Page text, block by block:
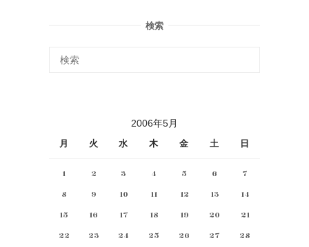
検索
2006年5月
月 火 水 木 金 土 日
1 2 3 4 5 6
7
8
9 10 11 12 13
14
15
16 17 18 19 20
21
22
23 24 25 26 27 28